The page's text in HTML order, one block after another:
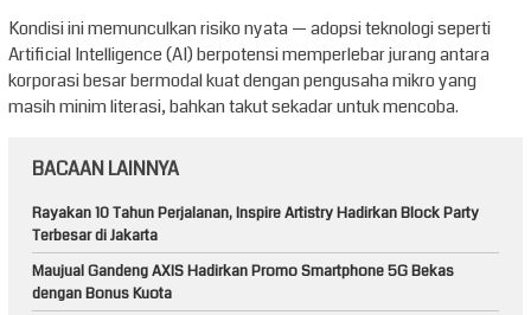
Kondisi ini memunculkan risiko nyata — adopsi teknologi seperti
Artificial Intelligence (AI) berpotensi memperlebar jurang antara
korporasi besar bermodal kuat dengan pengusaha mikro yang
masih minim literasi, bahkan takut sekadar untuk mencoba.
BACAAN LAINNYA
Rayakan 10 Tahun Perjalanan, Inspire Artistry Hadirkan Block Party
Terbesar di Jakarta
Maujual Gandeng AXIS Hadirkan Promo Smartphone 5G Bekas
dengan Bonus Kuota